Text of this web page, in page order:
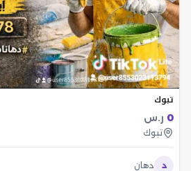
تبوك
0 ر.س
تبوك
د دهان